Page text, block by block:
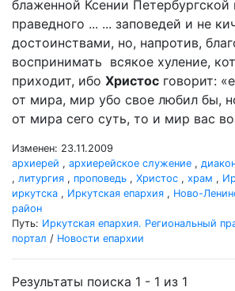
блаженной Ксении Петербургской
праведного ... ... заповедей и не
достоинствами, но, напротив,
воспринимать всякое хуление,
приходит, ибо Христос говорит:
от мира, мир убо свое любил бы,
от мира сего суть, то и мир вас
Изменен: 23.11.2009
архиерей , архиерейское служение ,
, литургия , проповедь , Христос , храм ,
иркутска , Иркутская епархия , Ново-
район
Путь: Иркутская епархия. Региональный
портал / Новости епархии
Результаты поиска 1 - 1 из 1